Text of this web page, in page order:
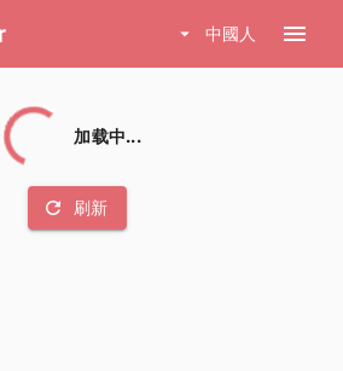
arrow_drop_down 中國人 menu
加载中...
refresh 刷新